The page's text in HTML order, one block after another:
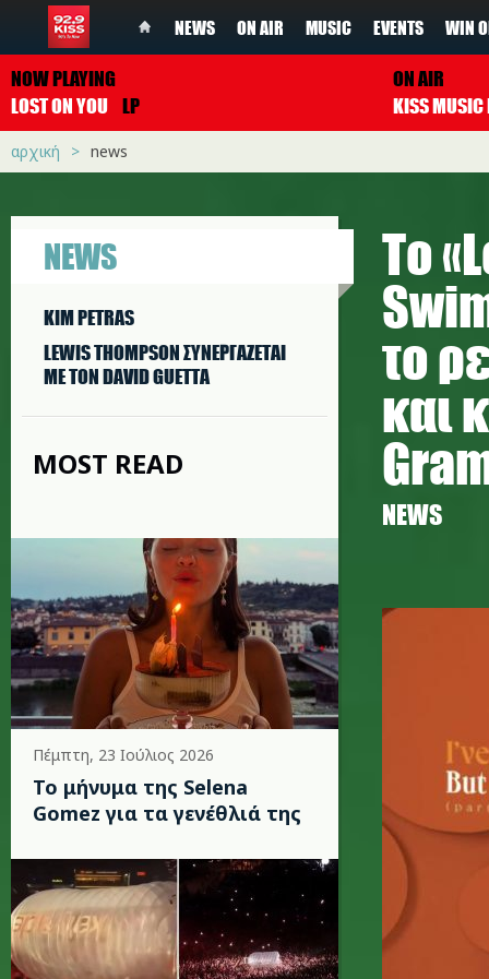
NEWS ON AIR MUSIC EVENTS WIN
NOW PLAYING
LOST ON YOU LP
ON AIR
αρχική news
NEWS
KIM PETRAS
LEWIS THOMPSON ΣΥΝΕΡΓAΖΕΤΑΙ
ΜΕ ΤΟΝ DAVID GUETTA
MOST READ
Πέμπτη, 23 Ιούλιος 2026
Το μήνυμα της Selena
Gomez για τα γενέθλιά της
Το
το
και
NEWS